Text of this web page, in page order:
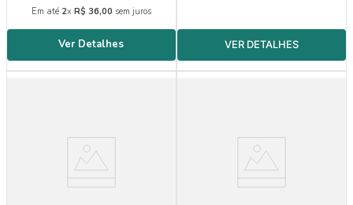
Em até 2x R$ 36,00 sem juros